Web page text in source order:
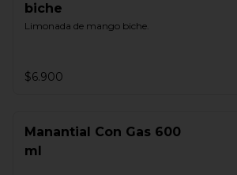
biche
Limonada de mango biche.
$6.900
Manantial Con Gas 600
ml